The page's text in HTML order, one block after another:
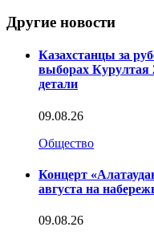
Другие новости
Казахстанцы за
выборах Курултая
детали
09.08.26
Общество
Концерт
августа на
09.08.26